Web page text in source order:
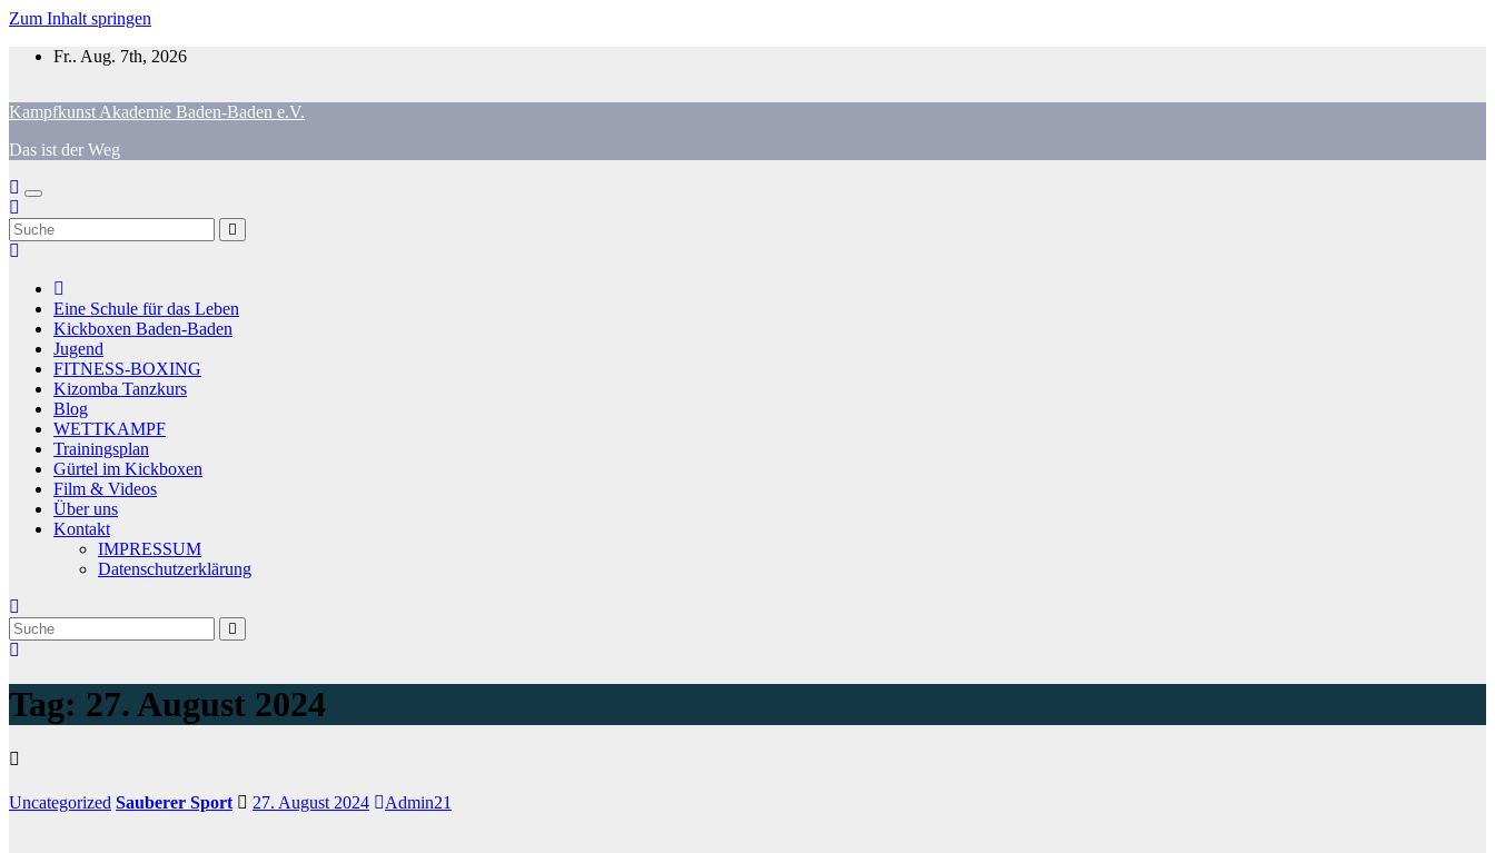
Zum Inhalt springen
Fr.. Aug. 7th, 2026
Kampfkunst Akademie Baden-Baden e.V.
Das ist der Weg
Eine Schule für das Leben
Kickboxen Baden-Baden
Jugend
FITNESS-BOXING
Kizomba Tanzkurs
Blog
WETTKAMPF
Trainingsplan
Gürtel im Kickboxen
Film & Videos
Über uns
Kontakt
IMPRESSUM
Datenschutzerklärung
Tag: 27. August 2024
Uncategorized Sauberer Sport 27. August 2024 Admin21